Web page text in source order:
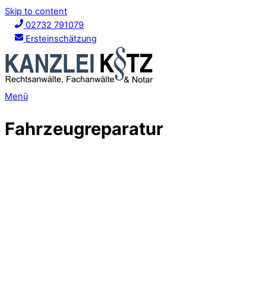
Skip to content
02732 791079
Ersteinschätzung
Menü
Fahrzeugreparatur